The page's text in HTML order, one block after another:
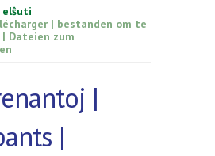
elŝuti
| bestanden om te
Dateien zum
|
|